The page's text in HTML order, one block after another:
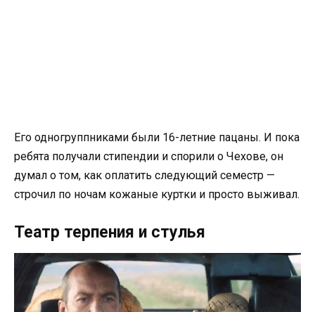
Его одногруппниками были 16-летние пацаны. И пока
ребята получали стипендии и спорили о Чехове, он
думал о том, как оплатить следующий семестр —
строчил по ночам кожаные куртки и просто выживал.
Театр терпения и стулья